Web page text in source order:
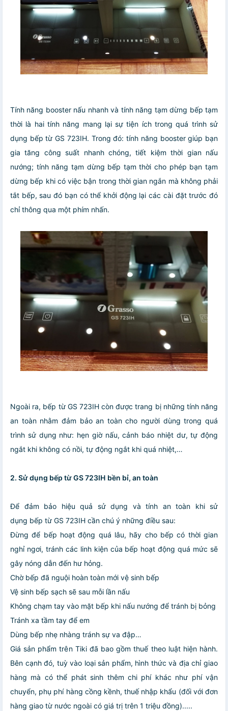
Tính năng booster nấu nhanh và tính năng tạm dừng bếp tạm
thời là hai tính năng mang lại sự tiện ích trong quá trình sử
dụng bếp từ GS 723IH. Trong đó: tính năng booster giúp bạn
gia tăng công suất nhanh chóng, tiết kiệm thời gian nấu
nướng; tính năng tạm dừng bếp tạm thời cho phép bạn tạm
dừng bếp khi có việc bận trong thời gian ngắn mà không phải
tắt bếp, sau đó bạn có thể khởi động lại các cài đặt trước đó
chỉ thông qua một phím nhấn.
Ngoài ra, bếp từ GS 723IH còn được trang bị những tính năng
an toàn nhằm đảm bảo an toàn cho người dùng trong quá
trình sử dụng như: hẹn giờ nấu, cảnh báo nhiệt dư, tự động
ngắt khi không có nồi, tự động ngắt khi quá nhiệt,…
2. Sử dụng bếp từ GS 723IH bền bỉ, an toàn
Để đảm bảo hiệu quả sử dụng và tính an toàn khi sử
dụng bếp từ GS 723IH cần chú ý những điều sau:
Đừng để bếp hoạt động quá lâu, hãy cho bếp có thời gian
nghỉ ngơi, tránh các linh kiện của bếp hoạt động quá mức sẽ
gây nóng dẫn đến hư hỏng.
Chờ bếp đã nguội hoàn toàn mới vệ sinh bếp
Vệ sinh bếp sạch sẽ sau mỗi lần nấu
Không chạm tay vào mặt bếp khi nấu nướng để tránh bị bỏng
Tránh xa tầm tay để em
Dùng bếp nhẹ nhàng tránh sự va đập…
Giá sản phẩm trên Tiki đã bao gồm thuế theo luật hiện hành.
Bên cạnh đó, tuỳ vào loại sản phẩm, hình thức và địa chỉ giao
hàng mà có thể phát sinh thêm chi phí khác như phí vận
chuyển, phụ phí hàng cồng kềnh, thuế nhập khẩu (đối với đơn
hàng giao từ nước ngoài có giá trị trên 1 triệu đồng).....